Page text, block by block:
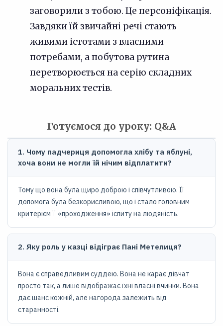
заговорили з тобою. Це персоніфікація.
Завдяки їй звичайні речі стають
живими істотами з власними
потребами, а побутова рутина
перетворюється на серію складних
моральних тестів.
Готуємося до уроку: Q&A
1. Чому падчериця допомогла хлібу та яблуні,
хоча вони не могли їй нічим відплатити?
Тому що вона була щиро доброю і співчутливою. Її
допомога була безкорисливою, що і стало головним
критерієм її «проходження» іспиту на людяність.
2. Яку роль у казці відіграє Пані Метелиця?
Вона є справедливим суддею. Вона не карає дівчат
просто так, а лише відображає їхні власні вчинки. Вона
дає шанс кожній, але нагорода залежить від
старанності.